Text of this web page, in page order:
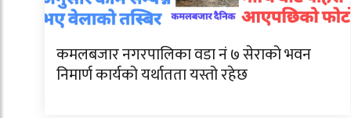
कमलबजार नगरपालिका वडा नं ७ सेराको भवन
निमार्ण कार्यको यर्थातता यस्तो रहेछ